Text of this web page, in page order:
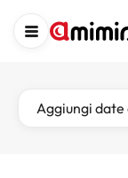
Aggiungi date